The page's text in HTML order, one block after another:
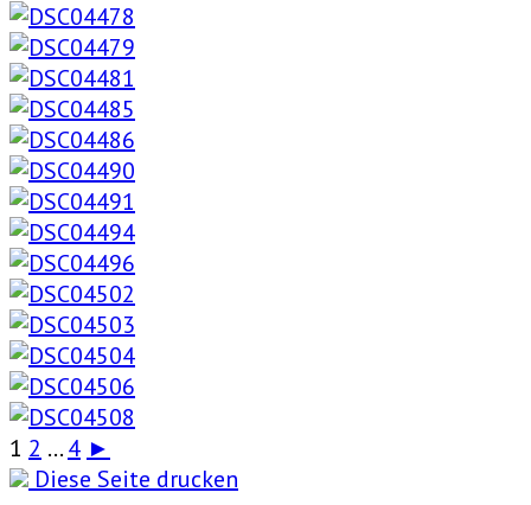
1 2 ... 4 ►
Diese Seite drucken